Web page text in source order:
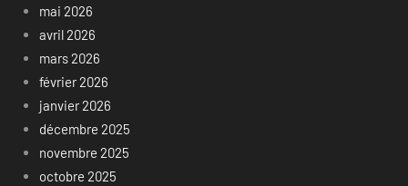
mai 2026
avril 2026
mars 2026
février 2026
janvier 2026
décembre 2025
novembre 2025
octobre 2025